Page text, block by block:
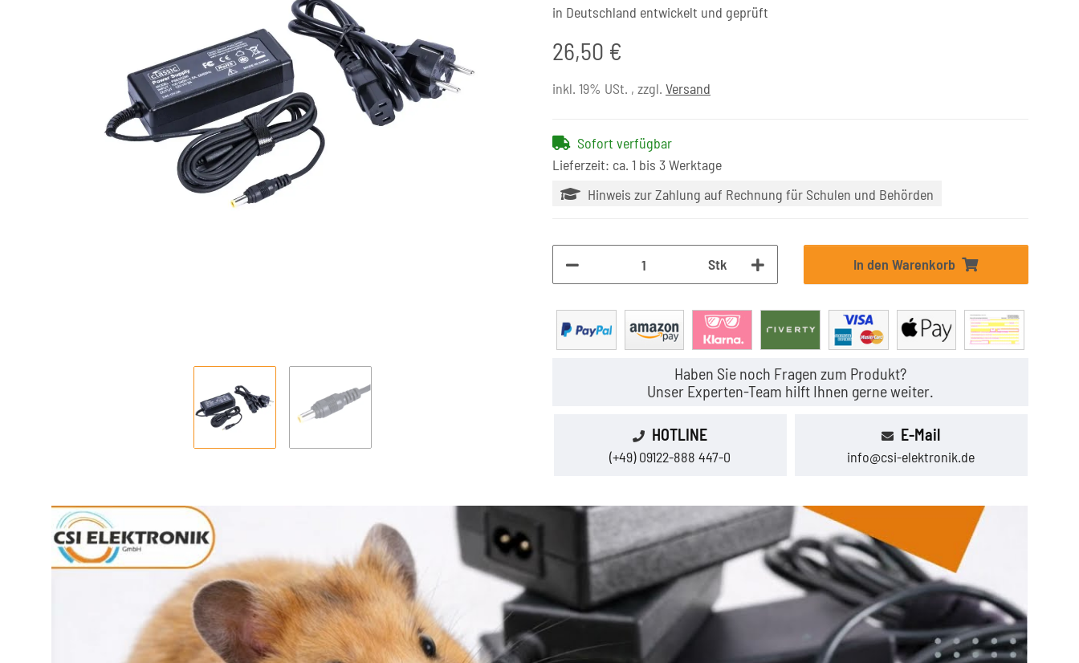
in Deutschland entwickelt und geprüft
26,50 €
inkl. 19% USt. , zzgl. Versand
Sofort verfügbar
Lieferzeit: ca. 1 bis 3 Werktage
Hinweis zur Zahlung auf Rechnung für Schulen und Behörden
Stk In den Warenkorb
Haben Sie noch Fragen zum Produkt?
Unser Experten-Team hilft Ihnen gerne weiter.
HOTLINE
(+49) 09122-888 447-0
E-Mail
info@csi-elektronik.de